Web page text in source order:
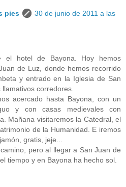
pies
30 de junio de 2011 a las
el hotel de Bayona. Hoy hemos
de Luz, donde hemos recorrido
y entrado en la Iglesia de San
corredores.
acercado hasta Bayona, con un
y con casas medievales con
Mañana visitaremos la Catedral, el
de la Humanidad. E iremos
gratis, jeje...
pero al llegar a San Juan de
tiempo y en Bayona ha hecho sol.